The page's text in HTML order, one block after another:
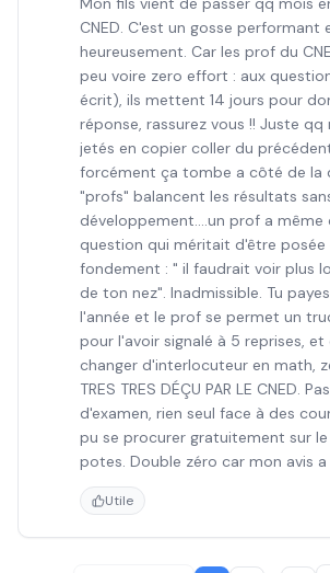
CNED. C'est un gosse performant
heureusement. Car les prof du
peu voire zero effort : aux
écrit), ils mettent 14 jours pour
réponse, rassurez vous !! Juste
jetés en copier coller du
forcément ça tombe a côté de la
"profs" balancent les résultats
développement....un prof a même
question qui méritait d'être posée
fondement : " il faudrait voir plus
de ton nez". Inadmissible. Tu
l'année et le prof se permet un
pour l'avoir signalé à 5 reprises, et
changer d'interlocuteur en math,
TRES TRES DÉÇU PAR LE CNED.
d'examen, rien seul face à des
pu se procurer gratuitement sur
potes. Double zéro car mon avis
Utile